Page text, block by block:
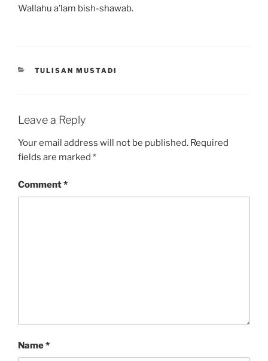
Wallahu a’lam bish-shawab.
CATEGORIES
TULISAN MUSTADI
Leave a Reply
Your email address will not be published. Required
fields are marked *
Comment*
Name*